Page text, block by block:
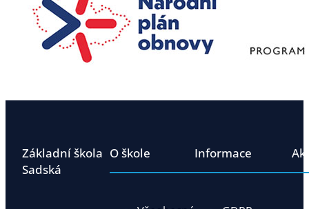
Základní škola
Sadská
O škole Informace